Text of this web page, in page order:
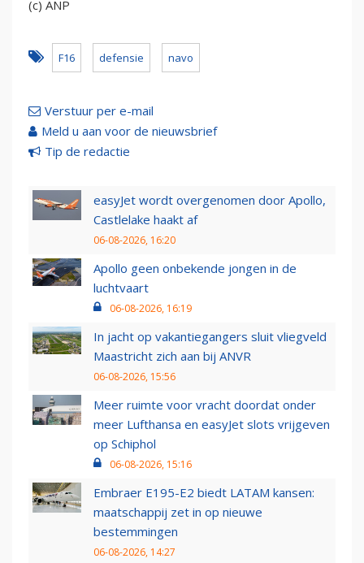
(c) ANP
F16 defensie navo
Verstuur per e-mail
Meld u aan voor de nieuwsbrief
Tip de redactie
easyJet wordt overgenomen door Apollo,
Castlelake haakt af
06-08-2026, 16:20
Apollo geen onbekende jongen in de
luchtvaart
06-08-2026, 16:19
In jacht op vakantiegangers sluit vliegveld
Maastricht zich aan bij ANVR
06-08-2026, 15:56
Meer ruimte voor vracht doordat onder
meer Lufthansa en easyJet slots vrijgeven
op Schiphol
06-08-2026, 15:16
Embraer E195-E2 biedt LATAM kansen:
maatschappij zet in op nieuwe
bestemmingen
06-08-2026, 14:27